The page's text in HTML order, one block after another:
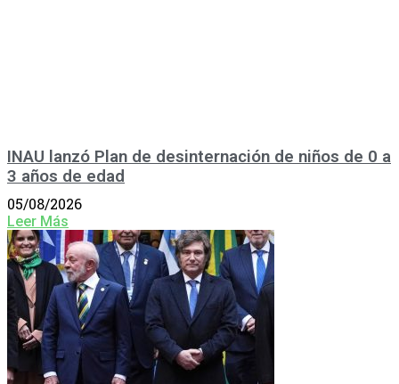
INAU lanzó Plan de desinternación de niños de 0 a
3 años de edad
05/08/2026
Leer Más